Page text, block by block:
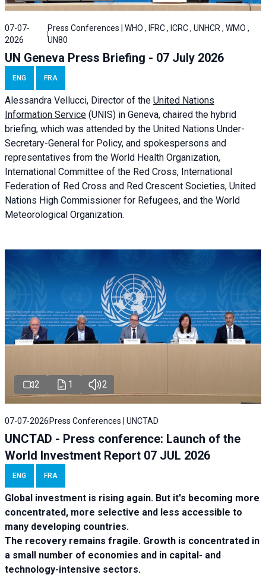
07-07-
2026
Press Conferences | WHO , IFRC , ICRC , UNHCR , WMO ,
UN80
UN Geneva Press Briefing - 07 July 2026
ENG FRA
Alessandra Vellucci, Director of the United Nations
Information Service (UNIS) in Geneva, chaired the hybrid
briefing, which was attended by the United Nations Under-
Secretary-General for Policy, and spokespersons and
representatives from the World Health Organization,
International Committee of the Red Cross, International
Federation of Red Cross and Red Crescent Societies, United
Nations High Commissioner for Refugees, and the World
Meteorological Organization.
2 1 2
07-07-2026 Press Conferences | UNCTAD
UNCTAD - Press conference: Launch of the
World Investment Report 07 JUL 2026
ENG FRA
Global investment is rising again. But it's becoming more
concentrated, more selective and less accessible to
many developing countries.
The recovery remains fragile. Growth is concentrated in
a small number of economies and in capital- and
technology-intensive sectors.